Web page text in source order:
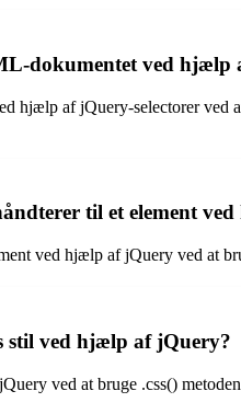
dokumentet ved hjælp
af jQuery-selectorer ved
til et element
ved hjælp af jQuery ved at
stil ved hjælp af jQuery?
ved at bruge .css()